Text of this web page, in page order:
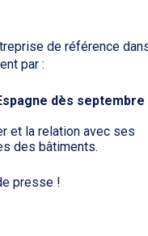
de référence
par :
dès septembre
et la relation avec ses
des bâtiments.
presse !